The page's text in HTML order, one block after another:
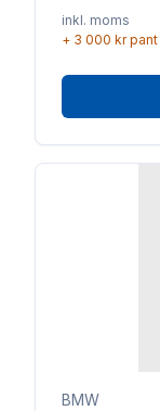
inkl. moms
+ 3 000 krpant
BMW